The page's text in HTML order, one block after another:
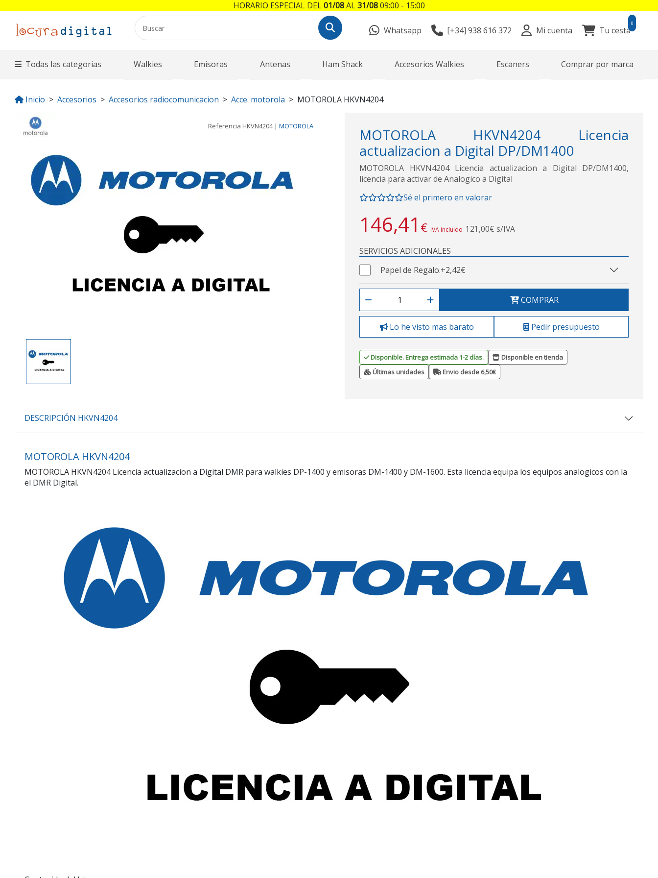
Whatsapp [+34] 938 616 372 Mi cuenta Tu cesta
0
Todas las categorias Walkies Emisoras Antenas Ham Shack Accesorios Walkies Escaners Comprar por marca
Inicio Accesorios Accesorios radiocomunicacion Acce. motorola MOTOROLA HKVN4204
Referencia HKVN4204| MOTOROLA
MOTOROLA HKVN4204 Licencia
actualizacion a Digital DP/DM1400
MOTOROLA HKVN4204 Licencia actualizacion a Digital DP/DM1400,
licencia para activar de Analogico a Digital
Sé el primero en valorar
146,41 € IVA incluido 121,00€ s/IVA
SERVICIOS ADICIONALES
Papel de Regalo.+2,42€
COMPRAR
Lo he visto mas barato Pedir presupuesto
Disponible. Entrega estimada 1-2 días.
Disponible en tienda
Últimas unidades
Envio desde 6,50€
DESCRIPCIÓN HKVN4204
MOTOROLA HKVN4204
MOTOROLA HKVN4204 Licencia actualizacion a Digital DMR para walkies DP-1400 y emisoras DM-1400 y DM-1600. Esta licencia equipa los equipos analogicos con la
el DMR Digital.
HORARIO ESPECIAL DEL01/08AL31/0809:00 - 15:00